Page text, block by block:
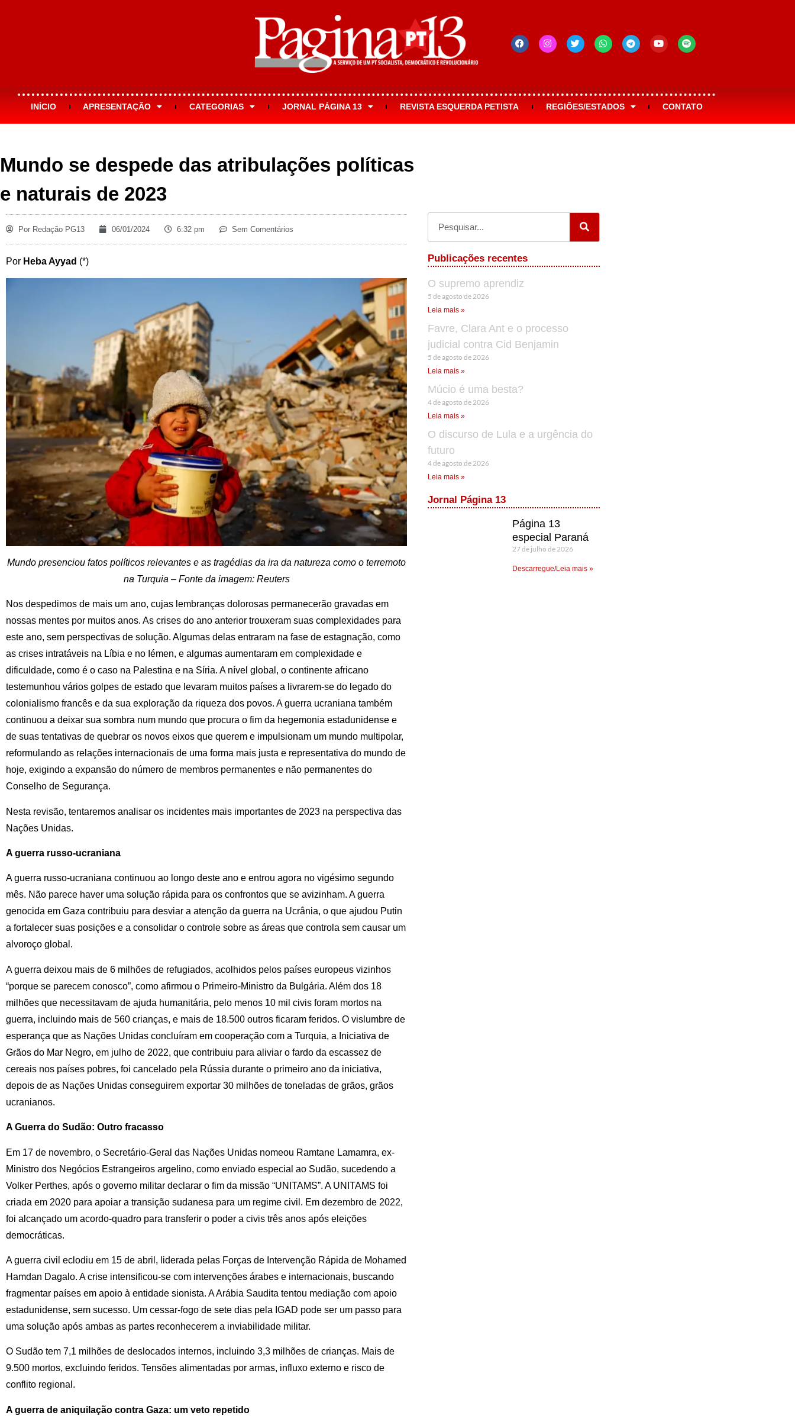
INÍCIO APRESENTAÇÃO CATEGORIAS JORNAL PÁGINA 13 REVISTA ESQUERDA PETISTA REGIÕES/ESTADOS CONTATO
Mundo se despede das atribulações políticas
e naturais de 2023
Por Redação PG13 06/01/2024 6:32 pm Sem Comentários
Por Heba Ayyad (*)
Mundo presenciou fatos políticos relevantes e as tragédias da ira da natureza como o terremoto
na Turquia – Fonte da imagem: Reuters
Nos despedimos de mais um ano, cujas lembranças dolorosas permanecerão gravadas em
nossas mentes por muitos anos. As crises do ano anterior trouxeram suas complexidades para
este ano, sem perspectivas de solução. Algumas delas entraram na fase de estagnação, como
as crises intratáveis na Líbia e no Iémen, e algumas aumentaram em complexidade e
dificuldade, como é o caso na Palestina e na Síria. A nível global, o continente africano
testemunhou vários golpes de estado que levaram muitos países a livrarem-se do legado do
colonialismo francês e da sua exploração da riqueza dos povos. A guerra ucraniana também
continuou a deixar sua sombra num mundo que procura o fim da hegemonia estadunidense e
de suas tentativas de quebrar os novos eixos que querem e impulsionam um mundo multipolar,
reformulando as relações internacionais de uma forma mais justa e representativa do mundo de
hoje, exigindo a expansão do número de membros permanentes e não permanentes do
Conselho de Segurança.
Nesta revisão, tentaremos analisar os incidentes mais importantes de 2023 na perspectiva das
Nações Unidas.
A guerra russo-ucraniana
A guerra russo-ucraniana continuou ao longo deste ano e entrou agora no vigésimo segundo
mês. Não parece haver uma solução rápida para os confrontos que se avizinham. A guerra
genocida em Gaza contribuiu para desviar a atenção da guerra na Ucrânia, o que ajudou Putin
a fortalecer suas posições e a consolidar o controle sobre as áreas que controla sem causar um
alvoroço global.
A guerra deixou mais de 6 milhões de refugiados, acolhidos pelos países europeus vizinhos
“porque se parecem conosco”, como afirmou o Primeiro-Ministro da Bulgária. Além dos 18
milhões que necessitavam de ajuda humanitária, pelo menos 10 mil civis foram mortos na
guerra, incluindo mais de 560 crianças, e mais de 18.500 outros ficaram feridos. O vislumbre de
esperança que as Nações Unidas concluíram em cooperação com a Turquia, a Iniciativa de
Grãos do Mar Negro, em julho de 2022, que contribuiu para aliviar o fardo da escassez de
cereais nos países pobres, foi cancelado pela Rússia durante o primeiro ano da iniciativa,
depois de as Nações Unidas conseguirem exportar 30 milhões de toneladas de grãos, grãos
ucranianos.
A Guerra do Sudão: Outro fracasso
Em 17 de novembro, o Secretário-Geral das Nações Unidas nomeou Ramtane Lamamra, ex-
Ministro dos Negócios Estrangeiros argelino, como enviado especial ao Sudão, sucedendo a
Volker Perthes, após o governo militar declarar o fim da missão “UNITAMS”. A UNITAMS foi
criada em 2020 para apoiar a transição sudanesa para um regime civil. Em dezembro de 2022,
foi alcançado um acordo-quadro para transferir o poder a civis três anos após eleições
democráticas.
A guerra civil eclodiu em 15 de abril, liderada pelas Forças de Intervenção Rápida de Mohamed
Hamdan Dagalo. A crise intensificou-se com intervenções árabes e internacionais, buscando
fragmentar países em apoio à entidade sionista. A Arábia Saudita tentou mediação com apoio
estadunidense, sem sucesso. Um cessar-fogo de sete dias pela IGAD pode ser um passo para
uma solução após ambas as partes reconhecerem a inviabilidade militar.
O Sudão tem 7,1 milhões de deslocados internos, incluindo 3,3 milhões de crianças. Mais de
9.500 mortos, excluindo feridos. Tensões alimentadas por armas, influxo externo e risco de
conflito regional.
A guerra de aniquilação contra Gaza: um veto repetido
Publicações recentes
O supremo aprendiz
5 de agosto de 2026
Leia mais »
Favre, Clara Ant e o processo
judicial contra Cid Benjamin
5 de agosto de 2026
Leia mais »
Múcio é uma besta?
4 de agosto de 2026
Leia mais »
O discurso de Lula e a urgência do
futuro
4 de agosto de 2026
Leia mais »
Jornal Página 13
Página 13
especial Paraná
27 de julho de 2026
Descarregue/Leia mais »